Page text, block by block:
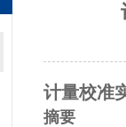
计量校准
摘要